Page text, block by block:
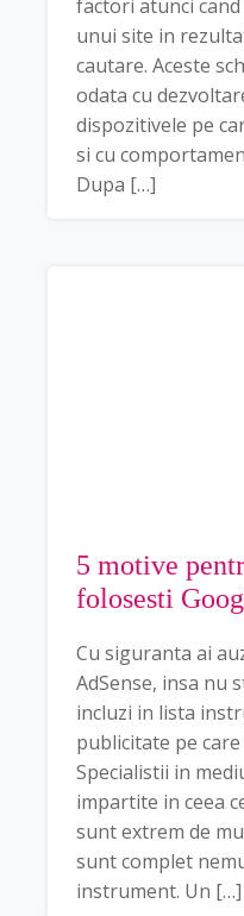
factori atunci
unui site in
cautare. Aceste
odata cu
dispozitivele pe
si cu
Dupa […]
5 motive
folosesti
Cu siguranta ai
AdSense, insa nu
incluzi in lista
publicitate pe
Specialistii in
impartite in ceea
sunt extrem de
sunt complet
instrument. Un […]